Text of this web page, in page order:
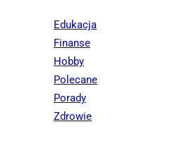
Edukacja
Finanse
Hobby
Polecane
Porady
Zdrowie